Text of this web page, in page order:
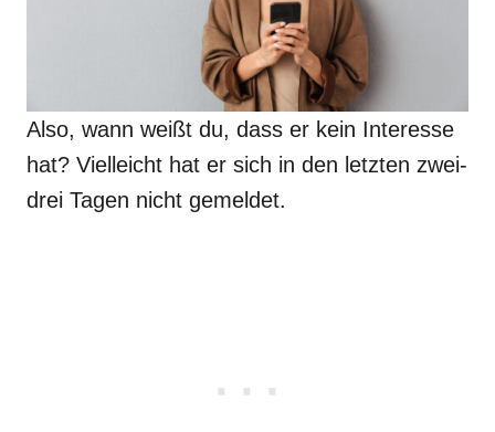
Also, wann weißt du, dass er kein Interesse
hat? Vielleicht hat er sich in den letzten zwei-
drei Tagen nicht gemeldet.